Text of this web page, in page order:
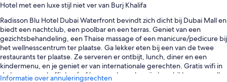
Hotel met een luxe stijl niet ver van Burj Khalifa
Radisson Blu Hotel Dubai Waterfront bevindt zich dicht bij Dubai Mall en
biedt een nachtclub, een poolbar en een terras. Geniet van een
gezichtsbehandeling, een Thaise massage of een manicure/pedicure bij
het wellnesscentrum ter plaatse. Ga lekker eten bij een van de twee
restaurants ter plaatse. Ze serveren er ontbijt, lunch, diner en een
kindermenu, en je geniet er van internationale gerechten. Gratis wifi in
de kamer, een koffiebar/café en een kapsalon zijn beschikbaar voor alle
Informatie over annuleringsrechten